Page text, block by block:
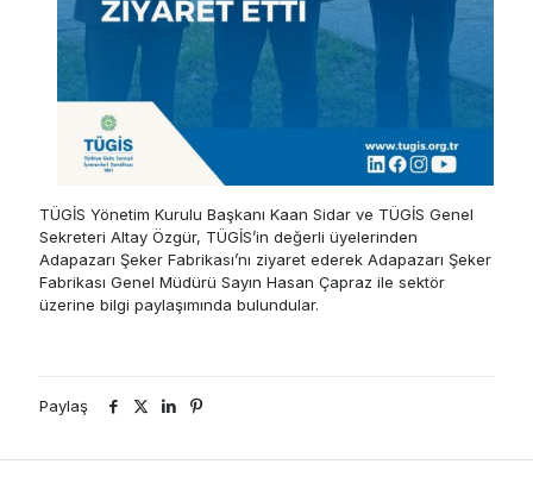
TÜGİS Yönetim Kurulu Başkanı Kaan Sidar ve TÜGİS Genel
Sekreteri Altay Özgür, TÜGİS’in değerli üyelerinden
Adapazarı Şeker Fabrikası’nı ziyaret ederek Adapazarı Şeker
Fabrikası Genel Müdürü Sayın Hasan Çapraz ile sektör
üzerine bilgi paylaşımında bulundular.
Paylaş